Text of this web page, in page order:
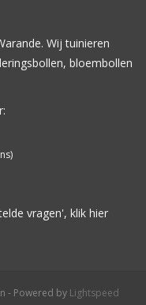
Wij tuinieren
bloembollen
vragen', klik hier
- Powered by Lightspeed